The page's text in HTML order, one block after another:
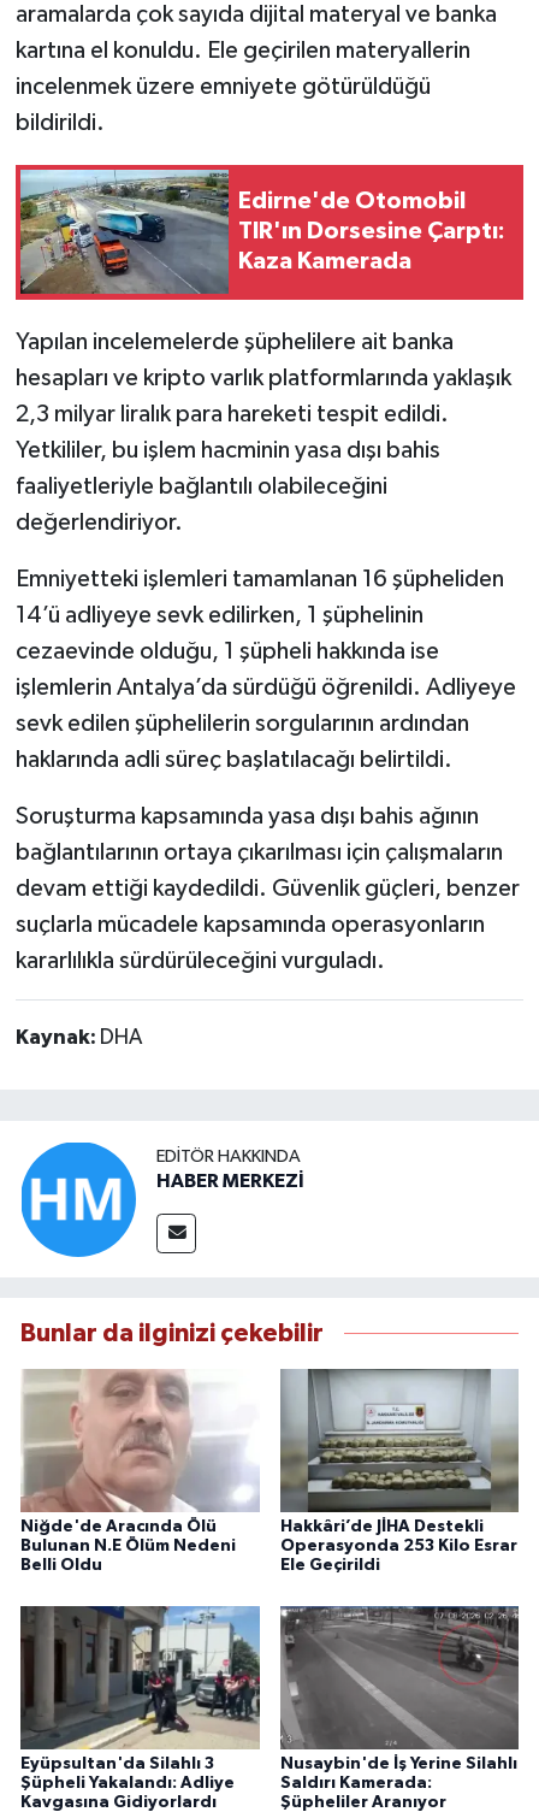
aramalarda çok sayıda dijital materyal ve banka
kartına el konuldu. Ele geçirilen materyallerin
incelenmek üzere emniyete götürüldüğü
bildirildi.
Edirne'de Otomobil
TIR'ın Dorsesine Çarptı:
Kaza Kamerada
Yapılan incelemelerde şüphelilere ait banka
hesapları ve kripto varlık platformlarında yaklaşık
2,3 milyar liralık para hareketi tespit edildi.
Yetkililer, bu işlem hacminin yasa dışı bahis
faaliyetleriyle bağlantılı olabileceğini
değerlendiriyor.
Emniyetteki işlemleri tamamlanan 16 şüpheliden
14’ü adliyeye sevk edilirken, 1 şüphelinin
cezaevinde olduğu, 1 şüpheli hakkında ise
işlemlerin Antalya’da sürdüğü öğrenildi. Adliyeye
sevk edilen şüphelilerin sorgularının ardından
haklarında adli süreç başlatılacağı belirtildi.
Soruşturma kapsamında yasa dışı bahis ağının
bağlantılarının ortaya çıkarılması için çalışmaların
devam ettiği kaydedildi. Güvenlik güçleri, benzer
suçlarla mücadele kapsamında operasyonların
kararlılıkla sürdürüleceğini vurguladı.
Kaynak: DHA
EDITÖR HAKKINDA
HABER MERKEZİ
Bunlar da ilginizi çekebilir
Niğde'de Aracında Ölü
Bulunan N.E Ölüm Nedeni
Belli Oldu
Hakkâri’de JİHA Destekli
Operasyonda 253 Kilo Esrar
Ele Geçirildi
Eyüpsultan'da Silahlı 3
Şüpheli Yakalandı: Adliye
Kavgasına Gidiyorlardı
Nusaybin'de İş Yerine Silahlı
Saldırı Kamerada:
Şüpheliler Aranıyor